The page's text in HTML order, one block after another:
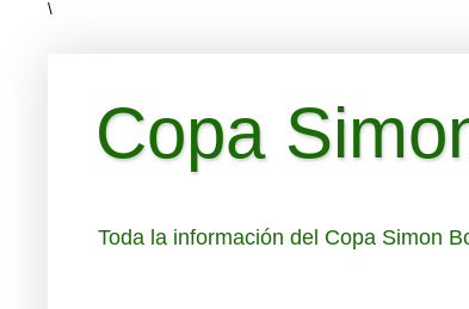
\
Copa
Toda la información del Copa Simon